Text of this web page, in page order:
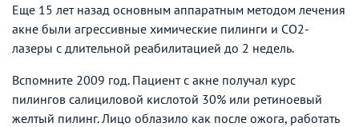
Еще 15 лет назад основным аппаратным методом лечения
акне были агрессивные химические пилинги и CO2-
лазеры с длительной реабилитацией до 2 недель.
Вспомните 2009 год. Пациент с акне получал курс
пилингов салициловой кислотой 30% или ретиноевый
желтый пилинг. Лицо облазило как после ожога, работать